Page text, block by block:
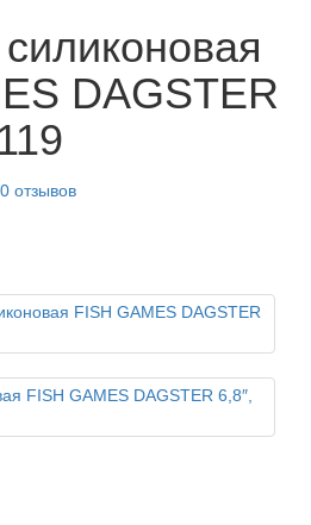
DAGSTER
0 отзывов